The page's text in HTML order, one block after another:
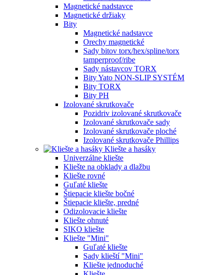
Magnetické nadstavce
Magnetické držiaky
Bity
Magnetické nadstavce
Orechy magnetické
Sady bitov torx/hex/spline/torx
tamperproof/ribe
Sady nástavcov TORX
Bity Yato NON-SLIP SYSTÉM
Bity TORX
Bity PH
Izolované skrutkovače
Pozidriv izolované skrutkovače
Izolované skrutkovače sady
Izolované skrutkovače ploché
Izolované skrutkovače Phillips
Kliešte a hasáky
Univerzálne kliešte
Kliešte na obklady a dlažbu
Kliešte rovné
Guľaté kliešte
Štiepacie kliešte bočné
Štiepacie kliešte, predné
Odizolovacie kliešte
Kliešte ohnuté
SIKO kliešte
Kliešte "Mini"
Guľaté kliešte
Sady klieští "Mini"
Kliešte jednoduché